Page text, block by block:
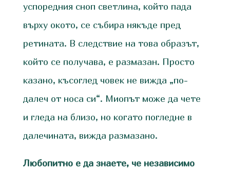
успоредния сноп светлина, който пада
върху окото, се събира някъде пред
ретината. В следствие на това образът,
който се получава, е размазан. Просто
казано, късоглед човек не вижда „по-
далеч от носа си“. Миопът може да чете
и гледа на близо, но когато погледне в
далечината, вижда размазано.
Любопитно е да знаете, че независимо